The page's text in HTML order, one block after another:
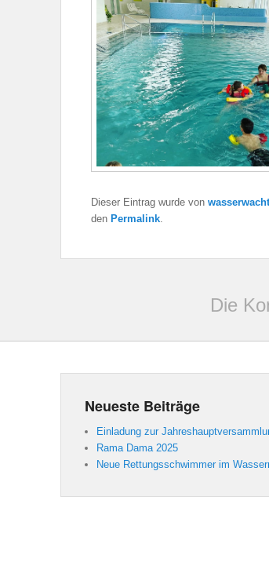
Dieser Eintrag wurde von
den Permalink.
Die
Neueste Beiträge
Einladung zur
Rama Dama 2025
Neue Rettungsschwimmer im